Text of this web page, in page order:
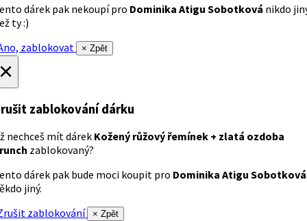
dárek pak nekoupí pro Dominika Atigu Sobotková nikdo
ty :)
zablokovat
× Zpět
zablokování dárku
nechceš mít dárek Kožený růžový řemínek + zlatá ozdoba
zablokovaný?
dárek pak bude moci koupit pro Dominika Atigu Sobotková
jiný.
zablokování
× Zpět